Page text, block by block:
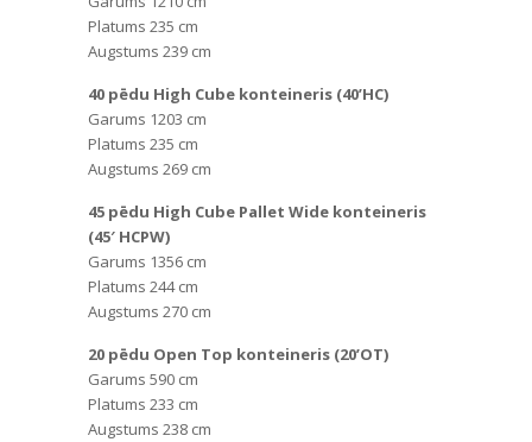
Platums 235 cm
Augstums 239 cm
40 pēdu High Cube konteineris (40’HC)
Garums 1203 cm
Platums 235 cm
Augstums 269 cm
45 pēdu High Cube Pallet Wide konteineris
(45′ HCPW)
Garums 1356 cm
Platums 244 cm
Augstums 270 cm
20 pēdu Open Top konteineris (20’OT)
Garums 590 cm
Platums 233 cm
Augstums 238 cm